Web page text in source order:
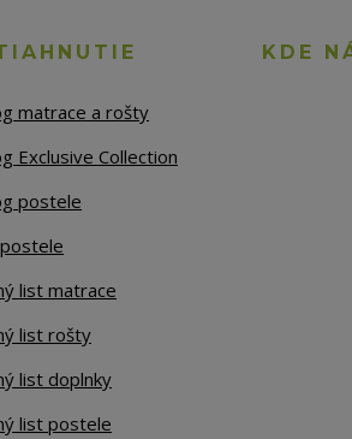
matrace a rošty
Exclusive Collection
postele
list matrace
list rošty
list doplnky
list postele
KDE